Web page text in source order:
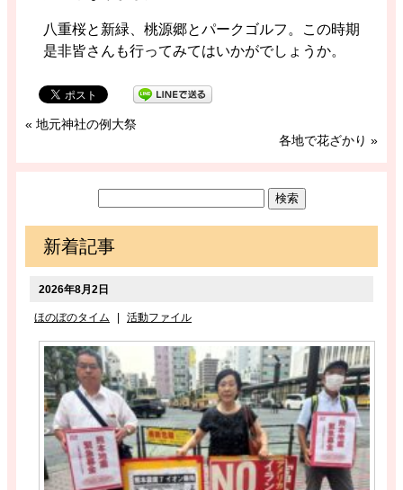
八重桜と新緑、桃源郷とパークゴルフ。この時期
是非皆さんも行ってみてはいかがでしょうか。
« 地元神社の例大祭
各地で花ざかり »
新着記事
2026年8月2日
ほのぼのタイム 活動ファイル